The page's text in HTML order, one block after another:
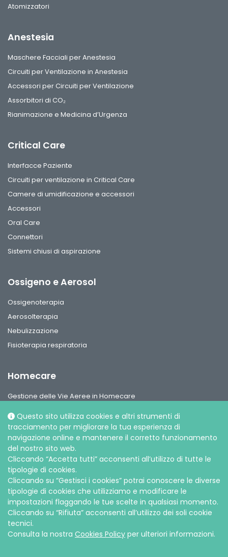
Questo sito utilizza cookies e altri strumenti di
tracciamento per migliorare la tua esperienza di
navigazione online e mantenere il corretto funzionamento
del nostro sito web.
Cliccando “Accetta tutti” acconsenti all’utilizzo di tutte le
tipologie di cookies.
Cliccando su “Gestisci i cookies” potrai conoscere le diverse
tipologie di cookies che utilizziamo e modificare le
impostazioni flaggando le tue scelte in qualsiasi momento.
Cliccando su “Rifiuta” acconsenti all’utilizzo dei soli cookie
tecnici.
Consulta la nostra Cookies Policy per ulteriori informazioni.
Atomizzatori
Anestesia
Maschere Facciali per Anestesia
Circuiti per Ventilazione in Anestesia
Accessori per Circuiti per Ventilazione
Assorbitori di CO₂
Rianimazione e Medicina d’Urgenza
Critical Care
Interfacce Paziente
Circuiti per ventilazione in Critical Care
Camere di umidificazione e accessori
Accessori
Oral Care
Connettori
Sistemi chiusi di aspirazione
Ossigeno e Aerosol
Ossigenoterapia
Aerosolterapia
Nebulizzazione
Fisioterapia respiratoria
Homecare
Gestione delle Vie Aeree in Homecare
Gamma Ossigeno & Aerosol Terapia Home Care
Social media